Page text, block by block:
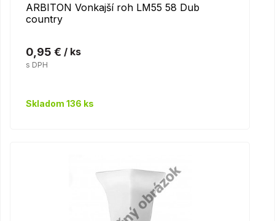
ARBITON Vonkajší roh LM55 58 Dub
country
0,95 € / ks
s DPH
Skladom 136 ks